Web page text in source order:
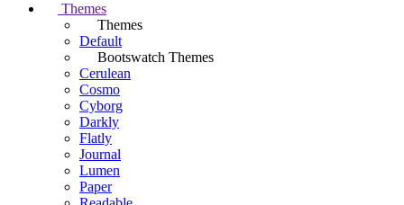
Themes
Themes
Default
Bootswatch Themes
Cerulean
Cosmo
Cyborg
Darkly
Flatly
Journal
Lumen
Paper